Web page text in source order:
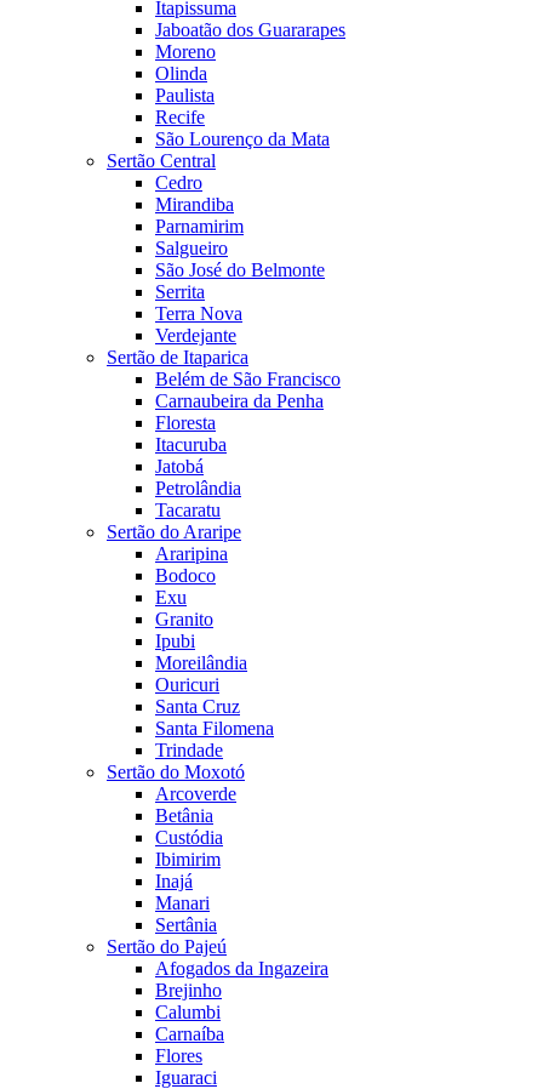
Itapissuma
Jaboatão dos Guararapes
Moreno
Olinda
Paulista
Recife
São Lourenço da Mata
Sertão Central
Cedro
Mirandiba
Parnamirim
Salgueiro
São José do Belmonte
Serrita
Terra Nova
Verdejante
Sertão de Itaparica
Belém de São Francisco
Carnaubeira da Penha
Floresta
Itacuruba
Jatobá
Petrolândia
Tacaratu
Sertão do Araripe
Araripina
Bodoco
Exu
Granito
Ipubi
Moreilândia
Ouricuri
Santa Cruz
Santa Filomena
Trindade
Sertão do Moxotó
Arcoverde
Betânia
Custódia
Ibimirim
Inajá
Manari
Sertânia
Sertão do Pajeú
Afogados da Ingazeira
Brejinho
Calumbi
Carnaíba
Flores
Iguaraci